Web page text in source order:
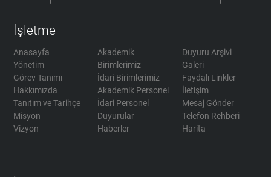
İşletme
Anasayfa
Yönetim
Görev Tanımı
Hakkımızda
Tanıtım ve Tarihçe
Misyon
Vizyon
Akademik
Birimlerimiz
İdari Birimlerimiz
Akademik Personel
İdari Personel
Duyurular
Haberler
Duyuru Arşivi
Galeri
Faydalı Linkler
İletişim
Mesaj Gönder
Telefon Rehberi
Harita